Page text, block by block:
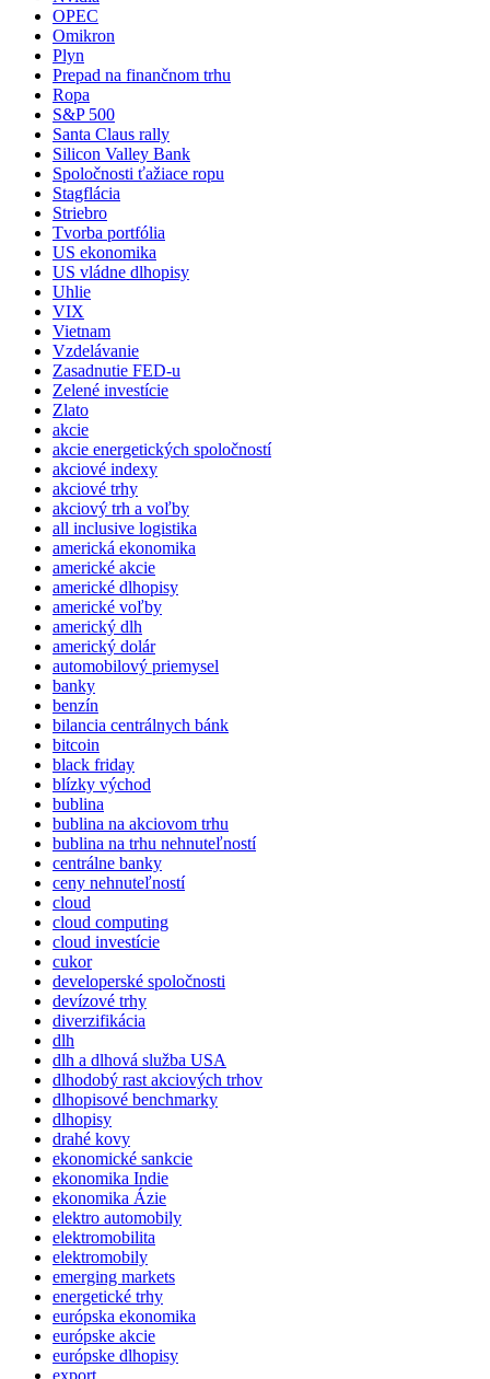
OPEC
Omikron
Plyn
Prepad na finančnom trhu
Ropa
S&P 500
Santa Claus rally
Silicon Valley Bank
Spoločnosti ťažiace ropu
Stagflácia
Striebro
Tvorba portfólia
US ekonomika
US vládne dlhopisy
Uhlie
VIX
Vietnam
Vzdelávanie
Zasadnutie FED-u
Zelené investície
Zlato
akcie
akcie energetických spoločností
akciové indexy
akciové trhy
akciový trh a voľby
all inclusive logistika
americká ekonomika
americké akcie
americké dlhopisy
americké voľby
americký dlh
americký dolár
automobilový priemysel
banky
benzín
bilancia centrálnych bánk
bitcoin
black friday
blízky východ
bublina
bublina na akciovom trhu
bublina na trhu nehnuteľností
centrálne banky
ceny nehnuteľností
cloud
cloud computing
cloud investície
cukor
developerské spoločnosti
devízové trhy
diverzifikácia
dlh
dlh a dlhová služba USA
dlhodobý rast akciových trhov
dlhopisové benchmarky
dlhopisy
drahé kovy
ekonomické sankcie
ekonomika Indie
ekonomika Ázie
elektro automobily
elektromobilita
elektromobily
emerging markets
energetické trhy
európska ekonomika
európske akcie
európske dlhopisy